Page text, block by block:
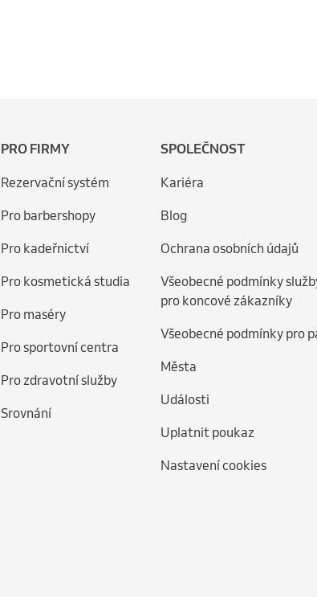
PRO FIRMY
Rezervační systém
Pro barbershopy
Pro kadeřnictví
Pro kosmetická studia
Pro maséry
Pro sportovní centra
Pro zdravotní služby
Srovnání
SPOLEČNOST
Kariéra
Blog
Ochrana osobních údajů
Všeobecné podmínky
pro koncové zákazníky
Všeobecné podmínky pro
Města
Události
Uplatnit poukaz
Nastavení cookies